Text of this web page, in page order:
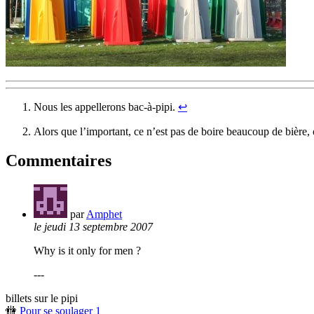
Nous les appellerons bac-à-pipi. ↩︎
Alors que l’important, ce n’est pas de boire beaucoup de bière,
Commentaires
parAmphet
le jeudi 13 septembre 2007
Why is it only for men ?
---
billets sur le pipi
🚻 Pour se soulager 1